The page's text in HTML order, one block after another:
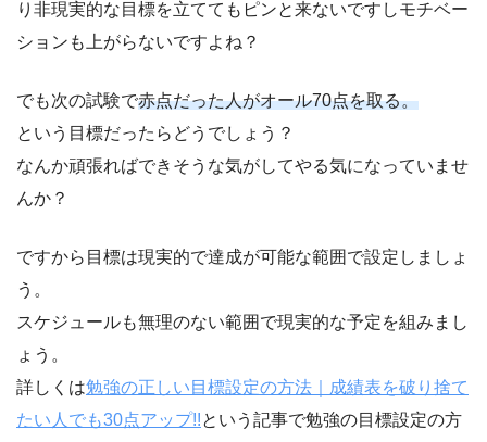
り非現実的な目標を立ててもピンと来ないですしモチベー
ションも上がらないですよね？
でも次の試験で赤点だった人がオール70点を取る。
という目標だったらどうでしょう？
なんか頑張ればできそうな気がしてやる気になっていませ
んか？
ですから目標は現実的で達成が可能な範囲で設定しましょ
う。
スケジュールも無理のない範囲で現実的な予定を組みまし
ょう。
詳しくは勉強の正しい目標設定の方法｜成績表を破り捨て
たい人でも30点アップ!!という記事で勉強の目標設定の方